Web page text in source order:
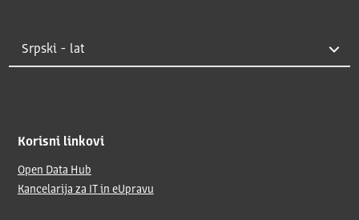
Korisni linkovi
Open Data Hub
Kancelarija za IT in eUpravu